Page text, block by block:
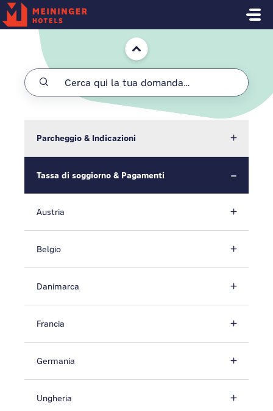
Salta al contenuto principale
Home
Parcheggio & Indicazioni
Tassa di soggiorno & Pagamenti
Austria
Belgio
Danimarca
Francia
Germania
Ungheria